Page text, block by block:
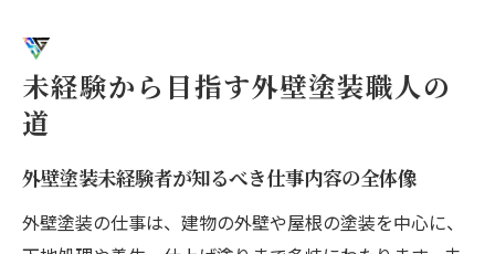
未経験から目指す外壁塗装職人の
道
外壁塗装未経験者が知るべき仕事内容の全体像
外壁塗装の仕事は、建物の外壁や屋根の塗装を中心に、